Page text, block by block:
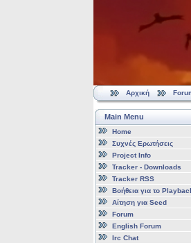
Αρχική
Main Menu
Home
Συχνές Ερωτήσεις
Project Info
Tracker - Downloads
Tracker RSS
Βοήθεια για το
Αίτηση για Seed
Forum
English Forum
Irc Chat